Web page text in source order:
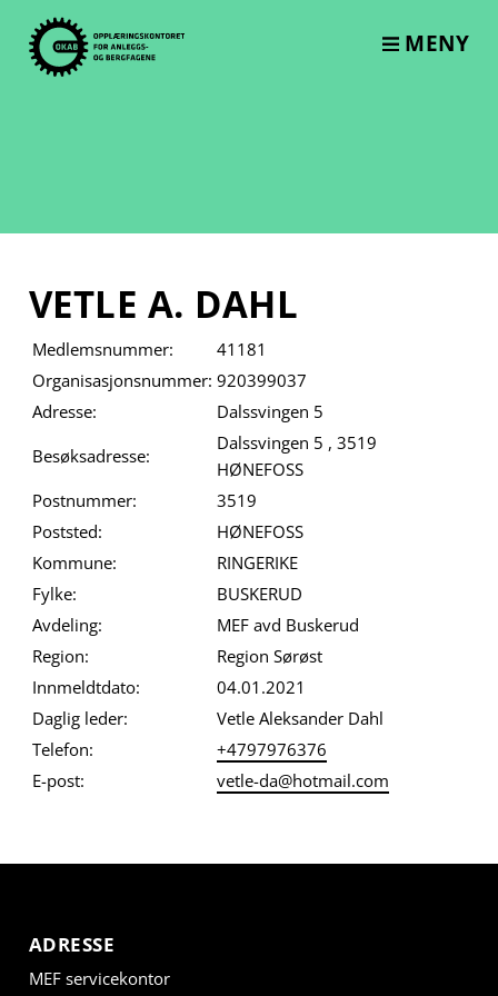
content
MENY
VETLE A. DAHL
Medlemsnummer:
41181
Organisasjonsnummer: 920399037
Adresse:
Dalssvingen 5
Besøksadresse:
Dalssvingen 5 , 3519
HØNEFOSS
Postnummer:
3519
Poststed:
HØNEFOSS
Kommune:
RINGERIKE
Fylke:
BUSKERUD
Avdeling:
MEF avd Buskerud
Region:
Region Sørøst
Innmeldtdato:
04.01.2021
Daglig leder:
Vetle Aleksander Dahl
Telefon:
+4797976376
E-post:
vetle-da@hotmail.com
ADRESSE
MEF servicekontor